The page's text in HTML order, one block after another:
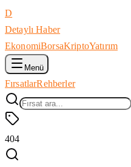
D
Detaylı Haber
EkonomiBorsaKriptoYatırım
Menü
FırsatlarRehberler
404